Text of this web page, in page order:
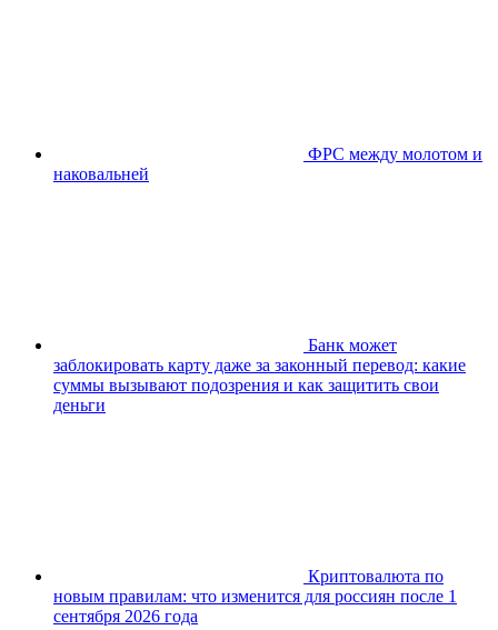
ФРС между молотом и
наковальней
Банк может
заблокировать карту даже за законный перевод: какие
суммы вызывают подозрения и как защитить свои
деньги
Криптовалюта по
новым правилам: что изменится для россиян после 1
сентября 2026 года